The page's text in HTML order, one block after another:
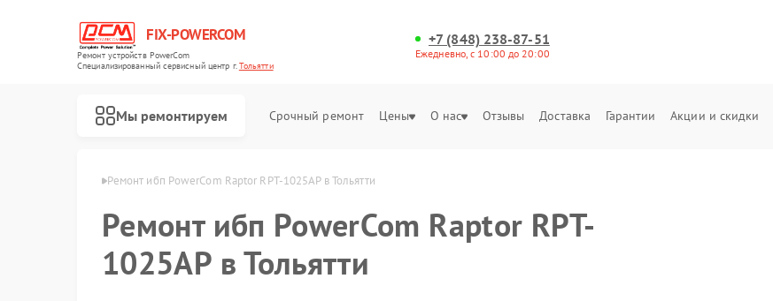
FIX-POWERCOM
Ремонт устройств PowerCom
Специализированный cервисный центр г.Тольятти
+7 (848) 238-87-51
Ежедневно, с 10:00 до 20:00
Мы ремонтируем Срочный ремонт Цены О нас Отзывы Доставка Гарантии Акции и скидки
Ремонт ибп PowerCom Raptor RPT-1025AP в Тольятти
Ремонт ибп PowerCom Raptor RPT-
1025AP в Тольятти